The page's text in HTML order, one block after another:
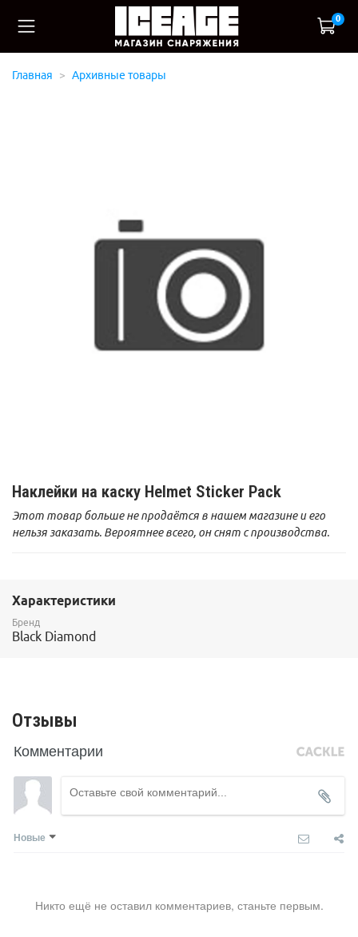
0
Главная Архивные товары
Наклейки на каску Helmet Sticker Pack
Этот товар больше не продаётся в нашем магазине и его
нельзя заказать. Вероятнее всего, он снят с производства.
Характеристики
Бренд
Black Diamond
Отзывы
Комментарии
Новые
Никто ещё не оставил комментариев, станьте первым.